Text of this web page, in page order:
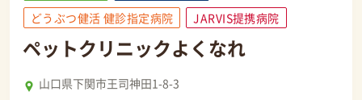
どうぶつ健活 健診指定病院
JARVIS提携病院
ペットクリニックよくなれ
山口県下関市王司神田1-8-3